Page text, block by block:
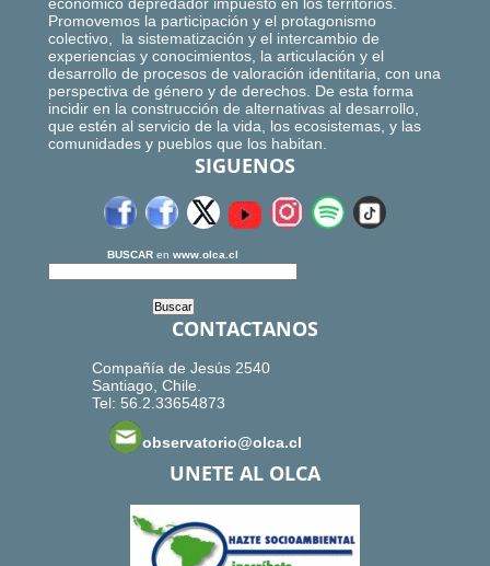
económico depredador impuesto en los territorios.
Promovemos la participación y el protagonismo
colectivo, la sistematización y el intercambio de
experiencias y conocimientos, la articulación y el
desarrollo de procesos de valoración identitaria, con una
perspectiva de género y de derechos. De esta forma
incidir en la construcción de alternativas al desarrollo,
que estén al servicio de la vida, los ecosistemas, y las
comunidades y pueblos que los habitan.
SIGUENOS
BUSCAR en www.olca.cl
CONTACTANOS
Compañía de Jesús 2540
Santiago, Chile.
Tel: 56.2.33654873
observatorio@olca.cl
UNETE AL OLCA